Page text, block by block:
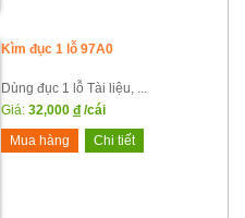
Kìm đục 1 lỗ 97A0
Dùng đục 1 lỗ Tài liệu, ...
Giá: 32,000 đ /cái
Mua hàng
Chi tiết